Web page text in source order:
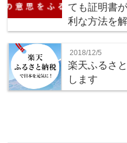
ても証明書
利な方法を解
2018/12/5
楽天ふるさ
します